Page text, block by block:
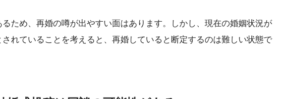
ため、再婚の噂が出やすい面はあります。しかし、現在の婚姻状況が
されていることを考えると、再婚していると断定するのは難しい状態で